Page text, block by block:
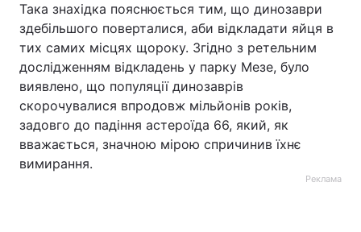
Така знахідка пояснюється тим, що динозаври
здебільшого поверталися, аби відкладати яйця в
тих самих місцях щороку. Згідно з ретельним
дослідженням відкладень у парку Мезе, було
виявлено, що популяції динозаврів
скорочувалися впродовж мільйонів років,
задовго до падіння астероїда 66, який, як
вважається, значною мірою спричинив їхнє
вимирання.
Реклама